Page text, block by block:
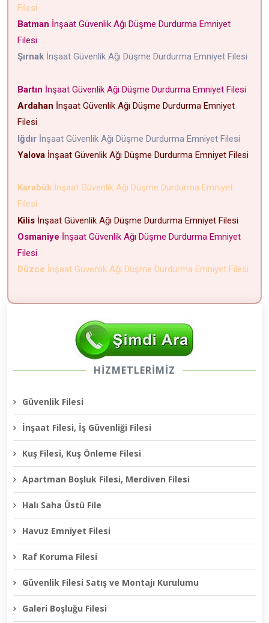
Filesi
Batman İnşaat Güvenlik Ağı Düşme Durdurma Emniyet
Filesi
Şırnak İnşaat Güvenlik Ağı Düşme Durdurma Emniyet Filesi
Bartın İnşaat Güvenlik Ağı Düşme Durdurma Emniyet Filesi
Ardahan İnşaat Güvenlik Ağı Düşme Durdurma Emniyet
Filesi
Iğdır İnşaat Güvenlik Ağı Düşme Durdurma Emniyet Filesi
Yalova İnşaat Güvenlik Ağı Düşme Durdurma Emniyet Filesi
Karabük İnşaat Güvenlik Ağı Düşme Durdurma Emniyet
Filesi
Kilis İnşaat Güvenlik Ağı Düşme Durdurma Emniyet Filesi
Osmaniye İnşaat Güvenlik Ağı Düşme Durdurma Emniyet
Filesi
Düzce İnşaat Güvenlik Ağı Düşme Durdurma Emniyet Filesi
HİZMETLERİMİZ
Güvenlik Filesi
İnşaat Filesi, İş Güvenliği Filesi
Kuş Filesi, Kuş Önleme Filesi
Apartman Boşluk Filesi, Merdiven Filesi
Halı Saha Üstü File
Havuz Emniyet Filesi
Raf Koruma Filesi
Güvenlik Filesi Satış ve Montajı Kurulumu
Galeri Boşluğu Filesi